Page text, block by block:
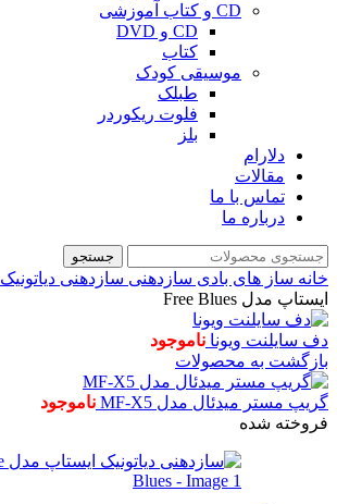
CD و کتاب آموزشی
CD و DVD
کتاب
موسیقی کودک
طبلک
فلوت ریکوردر
بلز
دلارام
مقالات
تماس با ما
درباره ما
جستجو
خانه ساز های بادی سازدهنی سازدهنی دیاتونیک
ایستاپ مدل Free Blues
دف سایلنت ویونا ناموجود
بازگشت به محصولات
گریپ مستر میدئال مدل MF-X5
ناموجود
فروخته شده